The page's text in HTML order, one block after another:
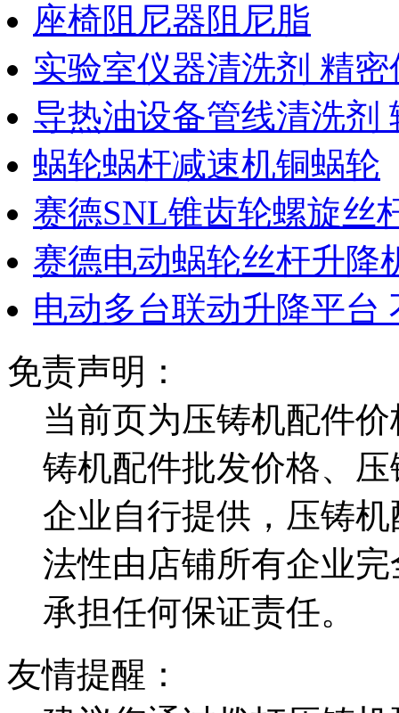
座椅阻尼器阻尼脂
实验室仪器清洗剂 精
导热油设备管线清洗剂
蜗轮蜗杆减速机铜蜗轮
赛德SNL锥齿轮螺旋丝
赛德电动蜗轮丝杆升降
电动多台联动升降平台
免责声明：
当前页为压铸机配件
铸机配件批发价格、
企业自行提供，压铸
法性由店铺所有企业
承担任何保证责任。
友情提醒：